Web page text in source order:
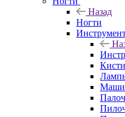
Назад
Ногти